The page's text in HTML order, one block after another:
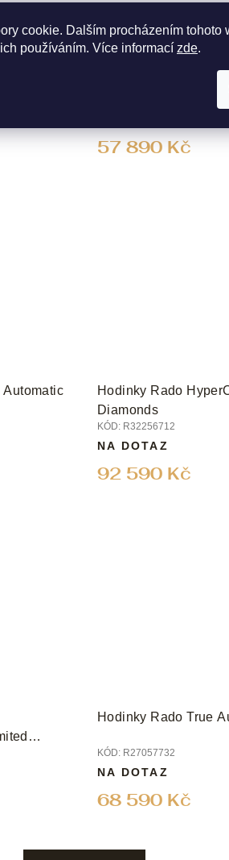
cookie. Dalším procházením tohoto
používáním. Více informací zde.
Tech
Hodinky Rado
57 890 Kč
Automatic
Hodinky Rado
Diamonds
KÓD: R32256712
92 590 Kč
NA DOTAZ
Hodinky Rado True
KÓD: R27057732
68 590 Kč
NA DOTAZ